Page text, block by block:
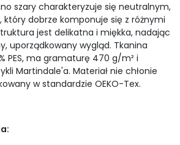
szary charakteryzuje się neutralnym,
dobrze komponuje się z różnymi
jest delikatna i miękka, nadając
uporządkowany wygląd. Tkanina
PES, ma gramaturę 470 g/m² i
Martindale'a. Materiał nie chłonie
w standardzie OEKO-Tex.